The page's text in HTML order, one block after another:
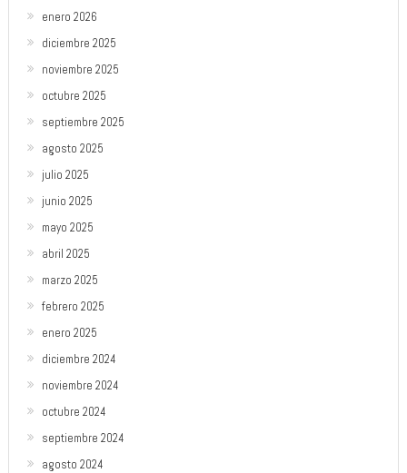
enero 2026
diciembre 2025
noviembre 2025
octubre 2025
septiembre 2025
agosto 2025
julio 2025
junio 2025
mayo 2025
abril 2025
marzo 2025
febrero 2025
enero 2025
diciembre 2024
noviembre 2024
octubre 2024
septiembre 2024
agosto 2024